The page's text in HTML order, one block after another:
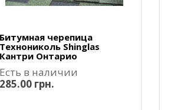
Битумная черепица
Технониколь Shinglas
Кантри Онтарио
Есть в наличии
285.00 грн.